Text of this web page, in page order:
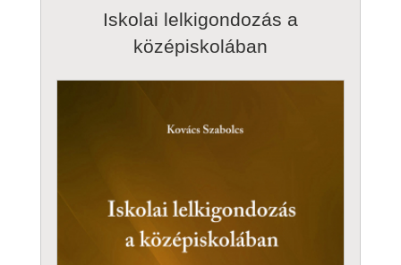
Iskolai lelkigondozás a
középiskolában